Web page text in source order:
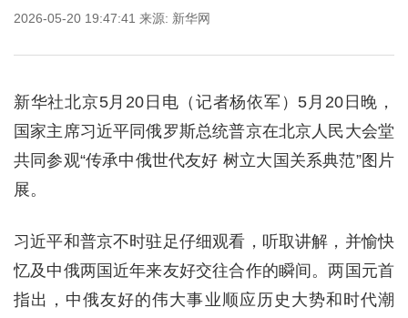
2026-05-20 19:47:41 来源: 新华网
新华社北京5月20日电（记者杨依军）5月20日晚，
国家主席习近平同俄罗斯总统普京在北京人民大会堂
共同参观“传承中俄世代友好 树立大国关系典范”图片
展。
习近平和普京不时驻足仔细观看，听取讲解，并愉快
忆及中俄两国近年来友好交往合作的瞬间。两国元首
指出，中俄友好的伟大事业顺应历史大势和时代潮